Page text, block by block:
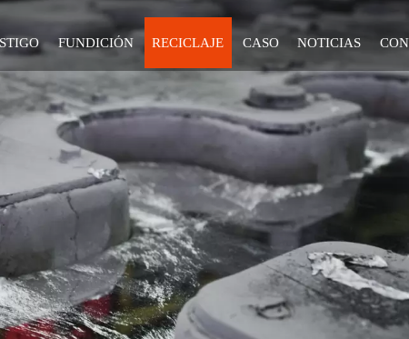
FUNDICIÓN RECICLAJE CASO NOTICIAS